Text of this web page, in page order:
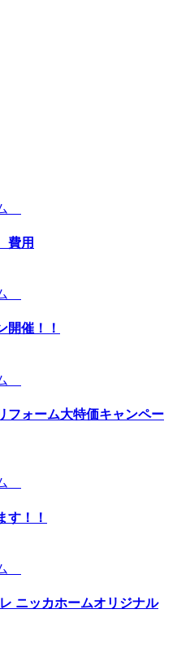
費用
開催！！
フォーム大特価キャンペー
す！！
ニッカホームオリジナル